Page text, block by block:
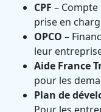
CPF –
prise en
OPCO –
leur
Aide France
pour les
Plan de